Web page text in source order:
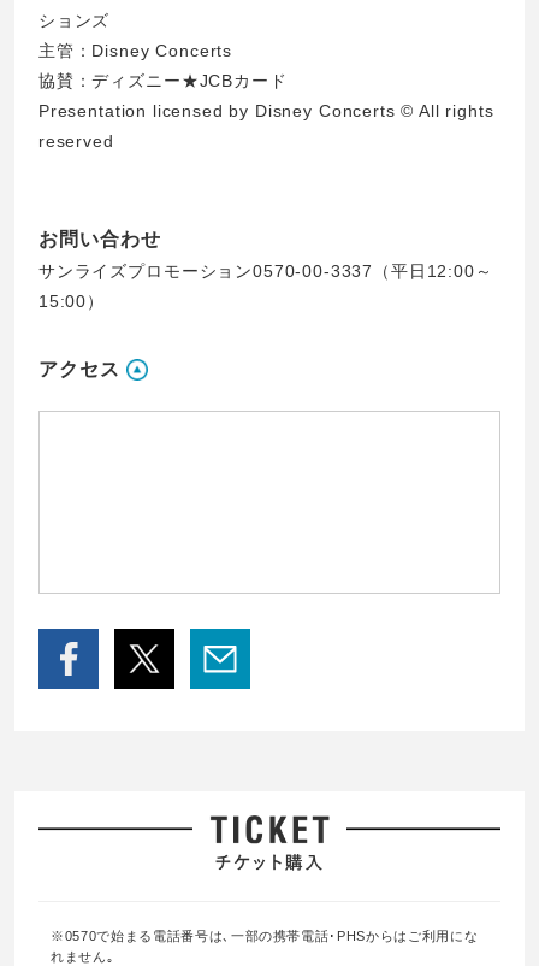
ションズ
主管：Disney Concerts
協賛：ディズニー★JCBカード
Presentation licensed by Disney Concerts © All rights
reserved
お問い合わせ
サンライズプロモーション0570-00-3337（平日12:00～
15:00）
アクセス
※0570で始まる電話番号は､一部の携帯電話･PHSからはご利用にな
れません｡